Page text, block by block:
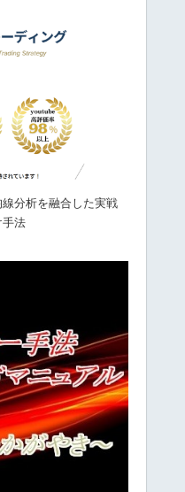
分析を融合した実戦
手法